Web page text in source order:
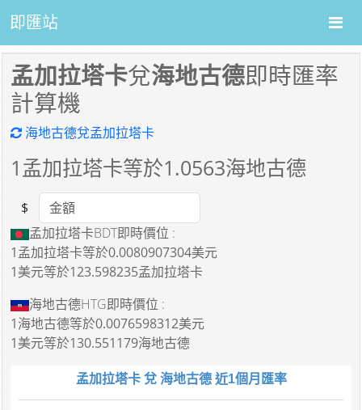
即匯站
孟加拉塔卡兌海地古德即時匯率
計算機
海地古德兌孟加拉塔卡
1 孟加拉塔卡等於1.0563海地古德
Amount
$
孟加拉塔卡BDT即時價位 :
1孟加拉塔卡等於0.0080907304美元
1美元等於123.598235孟加拉塔卡
海地古德HTG即時價位 :
1海地古德等於0.0076598312美元
1美元等於130.551179海地古德
孟加拉塔卡 兌 海地古德 近1個月匯率